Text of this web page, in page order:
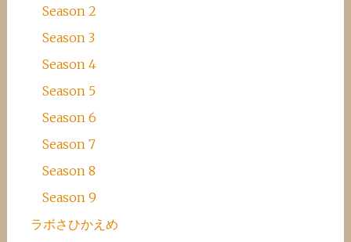
Season 2
Season 3
Season 4
Season 5
Season 6
Season 7
Season 8
Season 9
ラボさひかえめ